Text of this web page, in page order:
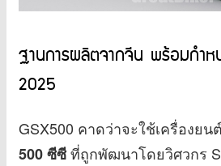
ฐานการผลิตจากจีน พร้อมกำห
2025
GSX500 คาดว่าจะใช้เครื่องยน
500 ซีซีที่ถูกพัฒนาโดยวิศวกร